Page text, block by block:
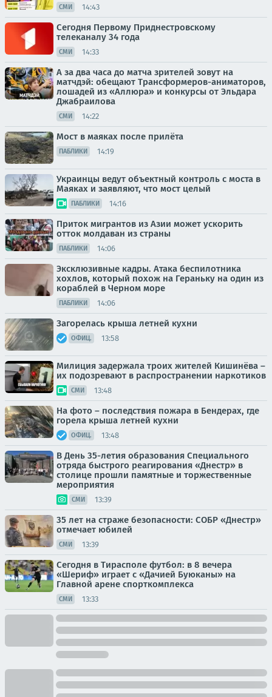
СМИ 14:43
Сегодня Первому Приднестровскому
телеканалу 34 года
СМИ 14:33
А за два часа до матча зрителей зовут на
матчдэй: обещают Трансформеров-аниматоров,
лошадей из «Аллюра» и конкурсы от Эльдара
Джабраилова
СМИ 14:22
Мост в маяках после прилёта
ПАБЛИКИ 14:19
Украинцы ведут объектный контроль с моста в
Маяках и заявляют, что мост целый
ПАБЛИКИ 14:16
Приток мигрантов из Азии может ускорить
отток молдаван из страны
ПАБЛИКИ 14:06
Эксклюзивные кадры. Атака беспилотника
хохлов, который похож на Гераньку на один из
кораблей в Черном море
ПАБЛИКИ 14:06
Загорелась крыша летней кухни
ОФИЦ. 13:58
Милиция задержала троих жителей Кишинёва –
их подозревают в распространении наркотиков
СМИ 13:48
На фото – последствия пожара в Бендерах, где
горела крыша летней кухни
ОФИЦ. 13:48
В День 35-летия образования Специального
отряда быстрого реагирования «Днестр» в
столице прошли памятные и торжественные
мероприятия
СМИ 13:39
35 лет на страже безопасности: СОБР «Днестр»
отмечает юбилей
СМИ 13:39
Сегодня в Тирасполе футбол: в 8 вечера
«Шериф» играет с «Дачией Буюканы» на
Главной арене спорткомплекса
СМИ 13:33